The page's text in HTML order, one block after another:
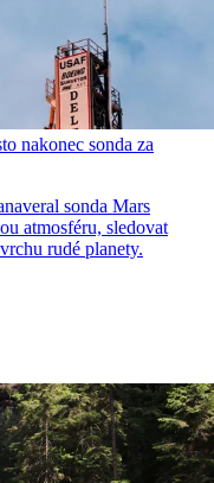
nakonec sonda za
sonda Mars
atmosféru, sledovat
rudé planety.